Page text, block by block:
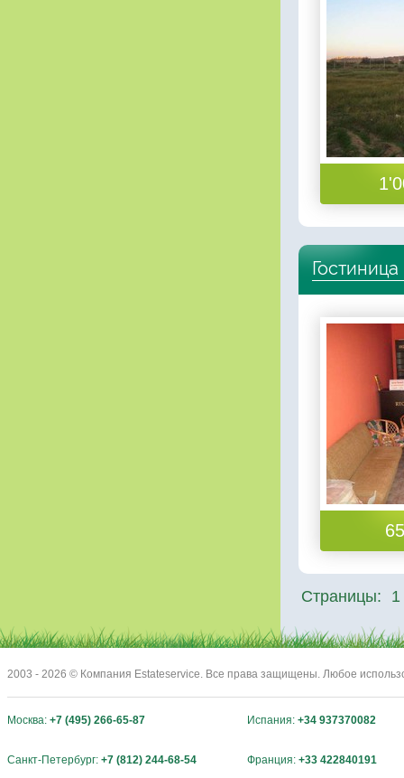
Страницы: 1
2003 - 2026 © Компания Estateservice. Все права защищены. Любое
Москва: +7 (495) 266-65-87 Испания: +34 937370082
Санкт-Петербург: +7 (812) 244-68-54 Франция: +33 422840191